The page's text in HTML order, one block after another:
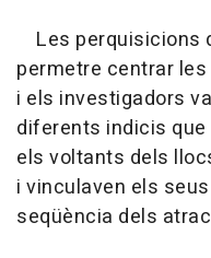
Les perquisicions
permetre centrar
i els investigadors
diferents indicis
els voltants dels
i vinculaven els
seqüència dels